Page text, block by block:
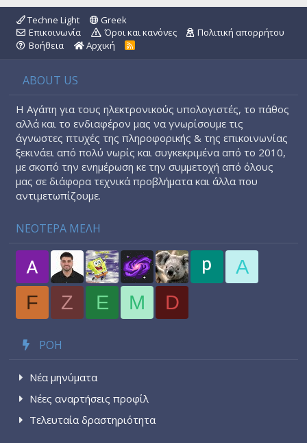
Techne Light
Greek
Επικοινωνία
Όροι και κανόνες
Πολιτική απορρήτου
Βοήθεια
Αρχική
R
ABOUT US
Η Αγάπη για τους ηλεκτρονικούς υπολογιστές, το πάθος
αλλά και το ενδιαφέρον μας να γνωρίσουμε τις
άγνωστες πτυχές της πληροφορικής & της επικοινωνίας
ξεκινάει από πολύ νωρίς και συγκεκριμένα από το 2010,
με σκοπό την ενημέρωση κε την συμμετοχή από όλους
μας σε διάφορα τεχνικά προβλήματα και άλλα που
αντιμετωπίζουμε.
ΝΕΟΤΕΡΑ ΜΕΛΗ
A
F
Z E M D
ΡΟΉ
Νέα μηνύματα
Νέες αναρτήσεις προφίλ
Τελευταία δραστηριότητα